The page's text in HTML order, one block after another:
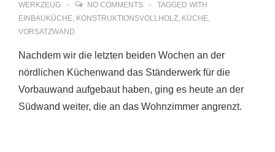
WERKZEUG
NO COMMENTS
TAGGED WITH
EINBAUKÜCHE, KONSTRUKTIONSVOLLHOLZ, KÜCHE,
VORSATZWAND
Nachdem wir die letzten beiden Wochen an der
nördlichen Küchenwand das Ständerwerk für die
Vorbauwand aufgebaut haben, ging es heute an der
Südwand weiter, die an das Wohnzimmer angrenzt.